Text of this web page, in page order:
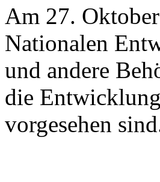
Am 27.
Nationalen
und andere
die
vorgesehen